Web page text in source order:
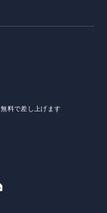
料で差し上げます